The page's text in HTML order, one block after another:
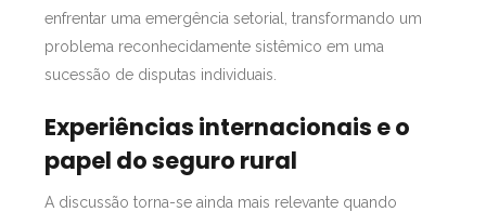
enfrentar uma emergência setorial, transformando um
problema reconhecidamente sistêmico em uma
sucessão de disputas individuais.
Experiências internacionais e o
papel do seguro rural
A discussão torna-se ainda mais relevante quando